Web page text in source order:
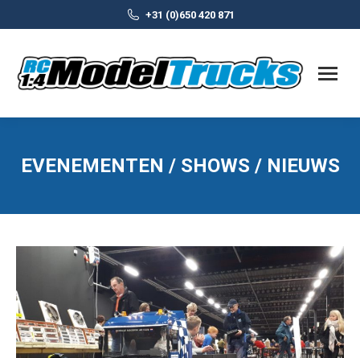
+31 (0)650 420 871
EVENEMENTEN / SHOWS / NIEUWS